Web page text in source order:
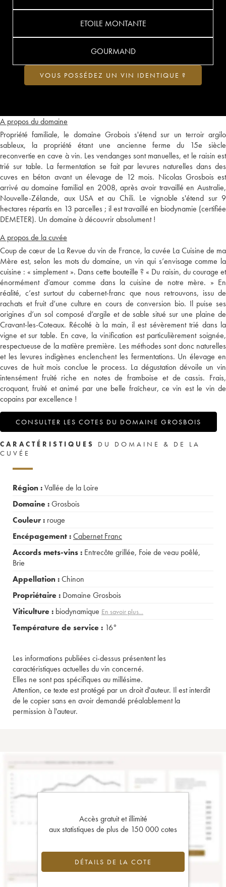
A propos du domaine
Propriété familiale, le domaine Grobois s'étend sur un terroir argilo
sableux, la propriété étant une ancienne ferme du 15e siècle
reconvertie en cave à vin. Les vendanges sont manuelles, et le raisin est
trié sur table. La fermentation se fait par levures naturelles dans des
cuves en béton avant un élevage de 12 mois. Nicolas Grosbois est
arrivé au domaine familial en 2008, après avoir travaillé en Australie,
Nouvelle-Zélande, aux USA et au Chili. Le vignoble s'étend sur 9
hectares répartis en 13 parcelles ; il est travaillé en biodynamie (certifiée
DEMETER). Un domaine à découvrir absolument !
A propos de la cuvée
Coup de cœur de La Revue du vin de France, la cuvée La Cuisine de ma
Mère est, selon les mots du domaine, un vin qui s’envisage comme la
cuisine : « simplement ». Dans cette bouteille ? « Du raisin, du courage et
énormément d’amour comme dans la cuisine de notre mère. » En
réalité, c’est surtout du cabernet-franc que nous retrouvons, issu de
rachats et fruit d’une culture en cours de conversion bio. Il puise ses
origines d’un sol composé d’argile et de sable situé sur une plaine de
Cravant-les-Coteaux. Récolté à la main, il est sévèrement trié dans la
vigne et sur table. En cave, la vinification est particulièrement soignée,
respectueuse de la matière première. Les méthodes sont donc naturelles
et les levures indigènes enclenchent les fermentations. Un élevage en
cuves de huit mois conclue le process. La dégustation dévoile un vin
intensément fruité riche en notes de framboise et de cassis. Frais,
croquant, fruité et animé par une belle fraîcheur, ce vin est le vin de
copains par excellence !
CONSULTER LES COTES DU DOMAINE GROSBOIS
ETOILE MONTANTE
GOURMAND
VOUS POSSÉDEZ UN VIN IDENTIQUE ?
CARACTÉRISTIQUES
DU DOMAINE & DE LA
CUVÉE
Région :Vallée de la Loire
Domaine :Grosbois
Couleur : rouge
Encépagement :Cabernet Franc
Accords mets-vins : Entrecôte grillée, Foie de veau poêlé,
Brie
Appellation :Chinon
Propriétaire : Domaine Grosbois
Viticulture : biodynamique En savoir plus...
Température de service : 16°
Les informations publiées ci-dessus présentent les
caractéristiques actuelles du vin concerné.
Elles ne sont pas spécifiques au millésime.
Attention, ce texte est protégé par un droit d'auteur. Il est interdit
de le copier sans en avoir demandé préalablement la
permission à l'auteur.
Accès gratuit et illimité
aux statistiques de plus de 150 000 cotes
DÉTAILS DE LA COTE